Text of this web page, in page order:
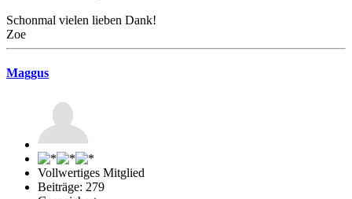
Schonmal vielen lieben Dank!
Zoe
Maggus
Vollwertiges Mitglied
Beiträge: 279